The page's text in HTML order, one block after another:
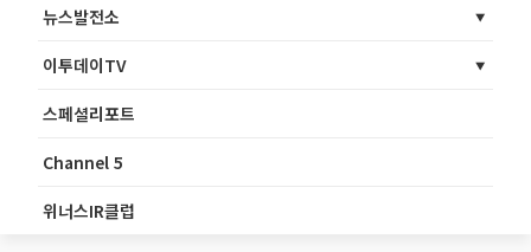
뉴스발전소
이투데이TV
스페셜리포트
Channel 5
위너스IR클럽